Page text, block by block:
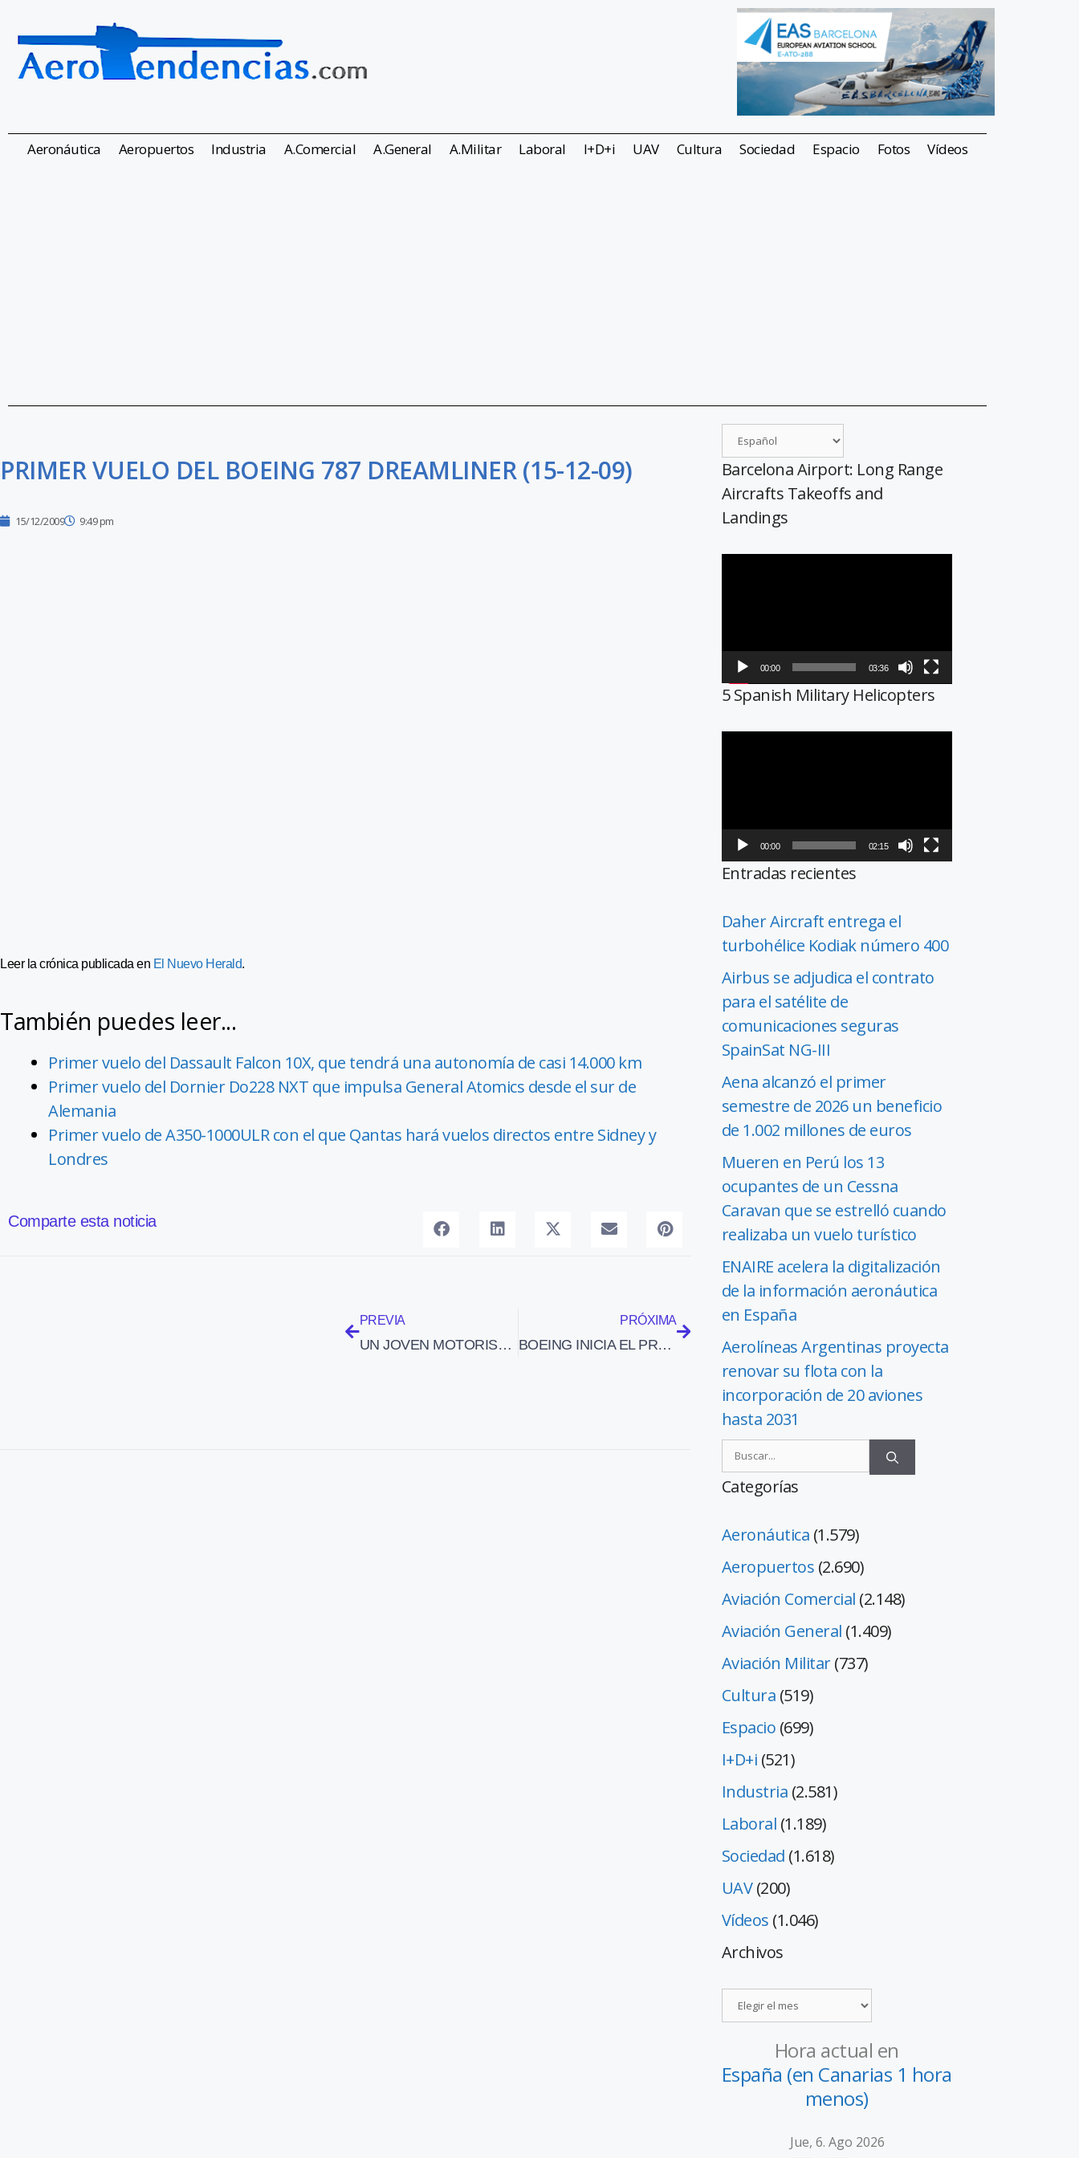
Aeronáutica Aeropuertos Industria A.Comercial A.General A.Militar Laboral I+D+i UAV Cultura Sociedad Espacio Fotos Vídeos
PRIMER VUELO DEL BOEING 787 DREAMLINER (15-12-09)
15/12/2009 9:49 pm
Leer la crónica publicada en El Nuevo Herald.
También puedes leer...
Primer vuelo del Dassault Falcon 10X, que tendrá una autonomía de casi 14.000 km
Primer vuelo del Dornier Do228 NXT que impulsa General Atomics desde el sur de
Alemania
Primer vuelo de A350-1000ULR con el que Qantas hará vuelos directos entre Sidney y
Londres
Comparte esta noticia
PREVIA
UN JOVEN MOTORISTA MURIÓ ATROPELLADO EN HONDURAS POR UN BIMOTOR CARGADO CON COCAÍNA
PRÓXIMA
BOEING INICIA EL PROCESO PARA CERTIFICAR EL 787 DREAMLINER TRAS EL ÉXITO DEL PRIMER VUELO
Barcelona Airport: Long Range
Aircrafts Takeoffs and
Landings
00:00 03:36
5 Spanish Military Helicopters
00:00 02:15
Entradas recientes
Daher Aircraft entrega el
turbohélice Kodiak número 400
Airbus se adjudica el contrato
para el satélite de
comunicaciones seguras
SpainSat NG-III
Aena alcanzó el primer
semestre de 2026 un beneficio
de 1.002 millones de euros
Mueren en Perú los 13
ocupantes de un Cessna
Caravan que se estrelló cuando
realizaba un vuelo turístico
ENAIRE acelera la digitalización
de la información aeronáutica
en España
Aerolíneas Argentinas proyecta
renovar su flota con la
incorporación de 20 aviones
hasta 2031
Categorías
Aeronáutica (1.579)
Aeropuertos (2.690)
Aviación Comercial (2.148)
Aviación General (1.409)
Aviación Militar(737)
Cultura (519)
Espacio (699)
I+D+i (521)
Industria (2.581)
Laboral (1.189)
Sociedad (1.618)
UAV(200)
Vídeos (1.046)
Archivos
Hora actual en
España (en Canarias 1 hora
menos)